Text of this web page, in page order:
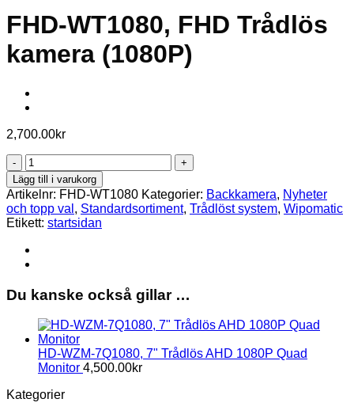
FHD-WT1080, FHD Trådlös
kamera (1080P)
2,700.00kr
FHD-
WT1080,
FHD
Trådlös
kamera
(1080P)
mängd
Lägg till i varukorg
Artikelnr: FHD-WT1080 Kategorier: Backkamera, Nyheter
och topp val , Standardsortiment, Trådlöst system, Wipomatic
Etikett: startsidan
Du kanske också gillar …
HD-WZM-7Q1080, 7" Trådlös AHD 1080P Quad
Monitor 4,500.00kr
Kategorier